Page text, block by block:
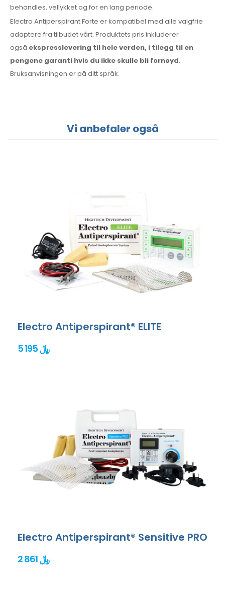
behandles, vellykket og for en lang periode.
Electro Antiperspirant Forte er kompatibel med alle valgfrie
adaptere fra tilbudet vårt. Produktets pris inkluderer
også ekspresslevering til hele verden, i tilegg til en
pengene garanti hvis du ikke skulle bli fornøyd.
Bruksanvisningen er på ditt språk.
Vi anbefaler også
Electro Antiperspirant® ELITE
5 195 ﷼
Electro Antiperspirant® Sensitive PRO
2 861 ﷼